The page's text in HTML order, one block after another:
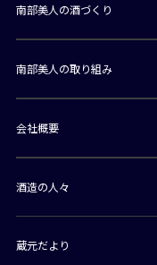
南部美人の酒づくり
南部美人の取り組み
会社概要
酒造の人々
蔵元だより